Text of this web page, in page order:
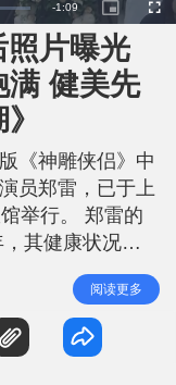
R
e
m
n
n
-1:09
P
i
c
t
u
e
-
i
c
t
r
e
F
u
照片曝光
满 健美先
《神雕侠侣》中
员郑雷，已于上
举行。 郑雷的
其健康状况一
。直至去年11
享了郑雷的近
的照片中可见，
已然花白，口中
阅读更多